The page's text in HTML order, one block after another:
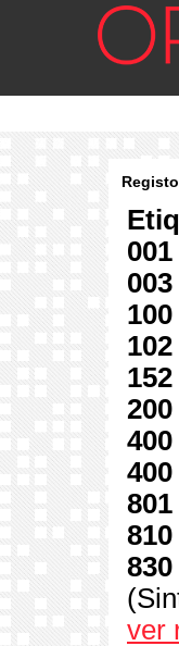
001
003
100
102
152
200
400
400
801
810
830
ver